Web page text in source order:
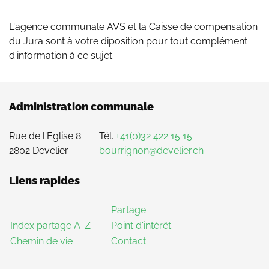
L'agence communale AVS et la Caisse de compensation
du Jura sont à votre diposition pour tout complément
d'information à ce sujet
Administration communale
Rue de l'Eglise 8
2802 Develier
Tél. +41(0)32 422 15 15
bourrignon@develier.ch
Liens rapides
Index partage A-Z
Chemin de vie
Partage
Point d'intérêt
Contact